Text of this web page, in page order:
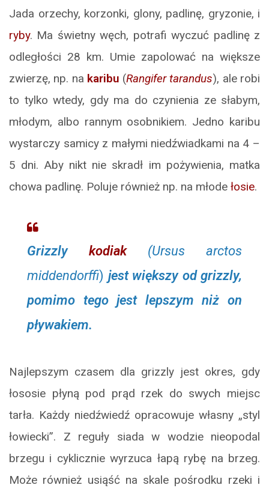
Jada orzechy, korzonki, glony, padlinę, gryzonie, i
ryby. Ma świetny węch, potrafi wyczuć padlinę z
odległości 28 km. Umie zapolować na większe
zwierzę, np. na karibu (Rangifer tarandus), ale robi
to tylko wtedy, gdy ma do czynienia ze słabym,
młodym, albo rannym osobnikiem. Jedno karibu
wystarczy samicy z małymi niedźwiadkami na 4 –
5 dni. Aby nikt nie skradł im pożywienia, matka
chowa padlinę. Poluje również np. na młode łosie.
Grizzly kodiak
(Ursus arctos
middendorffi) jest większy od grizzly,
pomimo tego jest lepszym niż on
pływakiem.
Najlepszym czasem dla grizzly jest okres, gdy
łososie płyną pod prąd rzek do swych miejsc
tarła. Każdy niedźwiedź opracowuje własny „styl
łowiecki”. Z reguły siada w wodzie nieopodal
brzegu i cyklicznie wyrzuca łapą rybę na brzeg.
Może również usiąść na skale pośrodku rzeki i